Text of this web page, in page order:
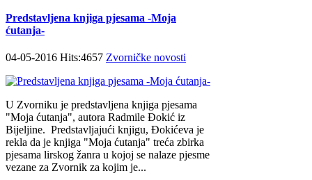
Predstavljena knjiga pjesama -Moja
ćutanja-
04-05-2016 Hits:4657 Zvorničke novosti
U Zvorniku je predstavljena knjiga pjesama
"Moja ćutanja", autora Radmile Đokić iz
Bijeljine. Predstavljajući knjigu, Đokićeva je
rekla da je knjiga "Moja ćutanja" treća zbirka
pjesama lirskog žanra u kojoj se nalaze pjesme
vezane za Zvornik za kojim je...